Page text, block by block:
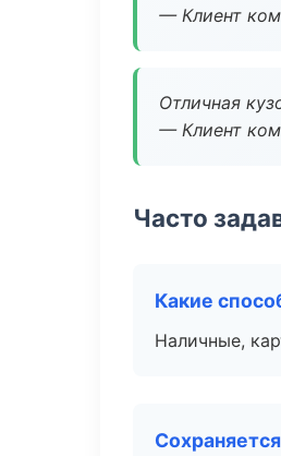
— Клиент
Отличная
— Клиент
Часто
Какие
Наличные,